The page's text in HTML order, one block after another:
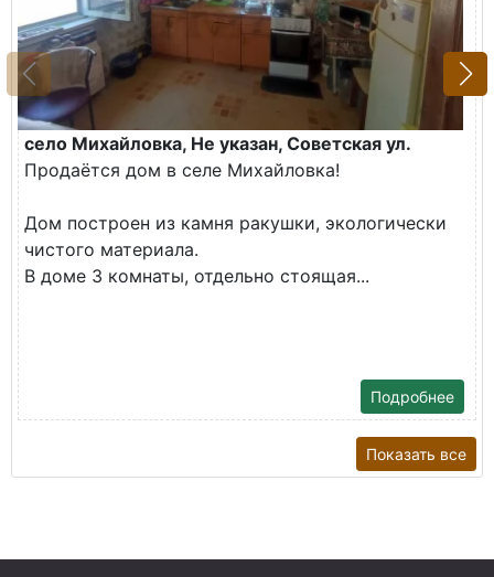
село Михайловка, Не указан, Советская ул.
Продаётся дом в селе Михайловка!
Дом построен из камня ракушки, экологически
чистого материала.
В доме 3 комнаты, отдельно стоящая...
Подробнее
Показать все